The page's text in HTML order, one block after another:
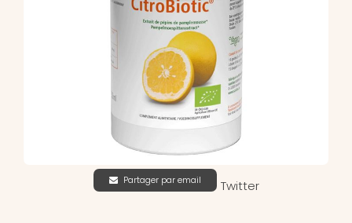
Partager par email Twitter